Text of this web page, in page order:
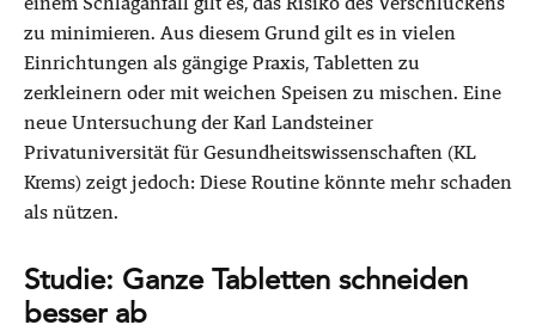
zu minimieren. Aus diesem Grund gilt es in vielen
Einrichtungen als gängige Praxis, Tabletten zu
zerkleinern oder mit weichen Speisen zu mischen. Eine
neue Untersuchung der Karl Landsteiner
Privatuniversität für Gesundheitswissenschaften (KL
Krems) zeigt jedoch: Diese Routine könnte mehr schaden
als nützen.
Studie: Ganze Tabletten schneiden
besser ab